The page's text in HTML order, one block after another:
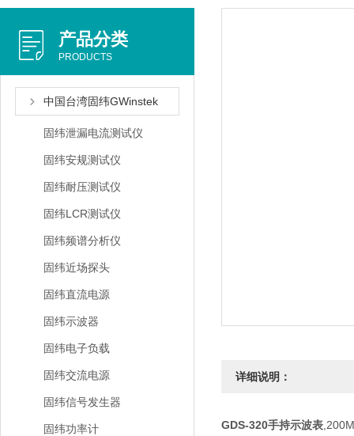
产品分类
PRODUCTS
中国台湾固纬GWinstek
固纬泄漏电流测试仪
固纬安规测试仪
固纬耐压测试仪
固纬LCR测试仪
固纬频谱分析仪
固纬近场探头
固纬直流电源
固纬示波器
固纬电子负载
固纬交流电源
固纬信号发生器
固纬功率计
详细说明：
GDS-320手持示波表